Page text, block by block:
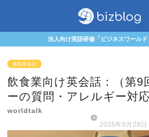
法人向け英語研修「ビジネスワールド
接客英会話
飲食業向け英会話：（第9
ーの質問・アレルギー対
worldtalk
2025年8月28日